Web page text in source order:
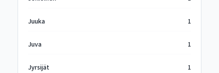
Juuka 1
Juva 1
Jyrsijät 1